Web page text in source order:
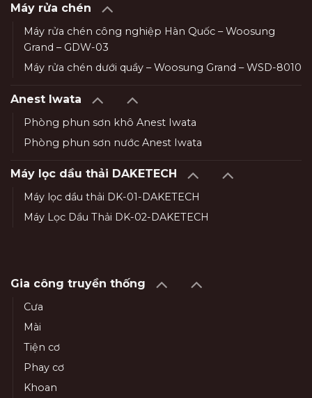
Máy rửa chén
Máy rửa chén công nghiệp Hàn Quốc – Woosung
Grand – GDW-03
Máy rửa chén dưới quầy – Woosung Grand – WSD-8010
Anest Iwata
Phòng phun sơn khô Anest Iwata
Phòng phun sơn nước Anest Iwata
Máy lọc dầu thải DAKETECH
Máy lọc dầu thải DK-01-DAKETECH
Máy Lọc Dầu Thải DK-02-DAKETECH
Gia công truyền thống
Cưa
Mài
Tiện cơ
Phay cơ
Khoan